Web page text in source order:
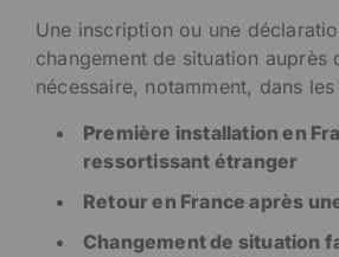
Une inscription ou une
changement de situation auprès
nécessaire, notamment, dans
Première installation en
ressortissant étranger
Retour en France après
Changement de situation